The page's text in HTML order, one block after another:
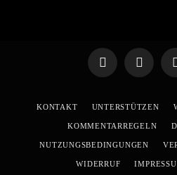
Telegram
KONTAKT UNTERSTÜTZEN
KOMMENTARREGELN
NUTZUNGSBEDINGUNGEN
WIDERRUF